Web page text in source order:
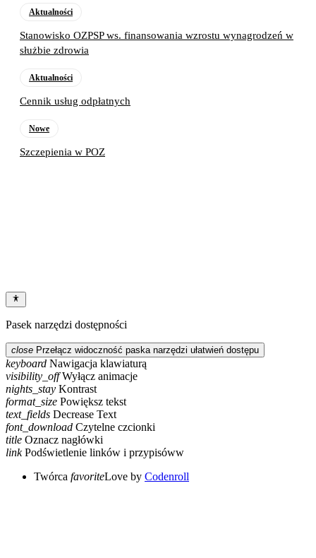
Aktualności
Stanowisko OZPSP ws. finansowania wzrostu wynagrodzeń w
służbie zdrowia
Aktualności
Cennik usług odpłatnych
Nowe
Szczepienia w POZ
Pasek narzędzi dostępności
close Przełącz widoczność paska narzędzi ułatwień dostępu
keyboard Nawigacja klawiaturą
visibility_off Wyłącz animacje
nights_stay Kontrast
format_size Powiększ tekst
text_fields Decrease Text
font_download Czytelne czcionki
title Oznacz nagłówki
link Podświetlenie linków i przypisóww
Twórca favoriteLove by Codenroll